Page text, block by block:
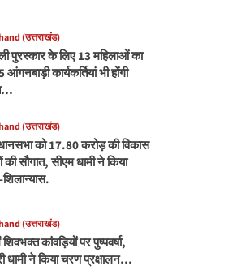
(उत्तराखंड)
पुरस्कार के लिए 13 महिलाओं का
कार्यकर्तियां भी होंगी
(उत्तराखंड)
को 17.80 करोड़ की विकास
सौगात, सीएम धामी ने किया
शिलान्यास.
(उत्तराखंड)
शिवभक्त कांवड़ियों पर पुष्पवर्षा,
धामी ने किया चरण प्रक्षालन…